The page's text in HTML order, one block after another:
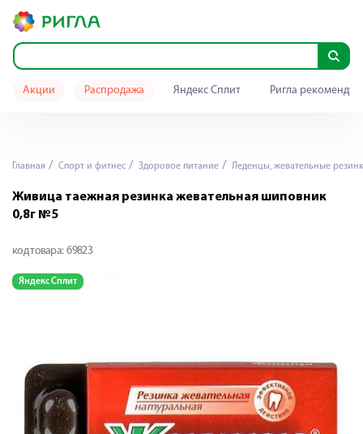
Акции Распродажа Яндекс Сплит Ригла
Главная Спорт и фитнес Здоровое питание Леденцы, жевательные
Живица таежная резинка жевательная шиповник
0,8г №5
код товара: 69823
Яндекс Сплит